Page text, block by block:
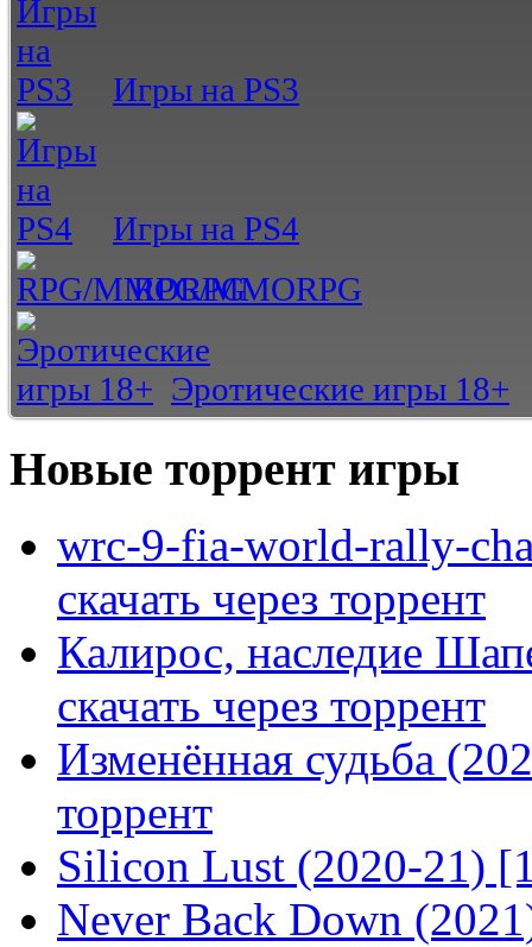
Игры на PS3
Игры на PS4
RPG/MMORPG
Эротические игры 18+
Новые торрент игры
wrc-9-fia-world-rally-
скачать через торрент
Калирос, наследие
скачать через торрент
Изменённая судьба
торрент
Silicon Lust (2020-21)
Never Back Down